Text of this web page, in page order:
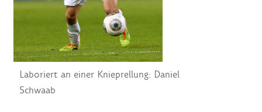
Laboriert an einer Knieprellung: Daniel
Schwaab